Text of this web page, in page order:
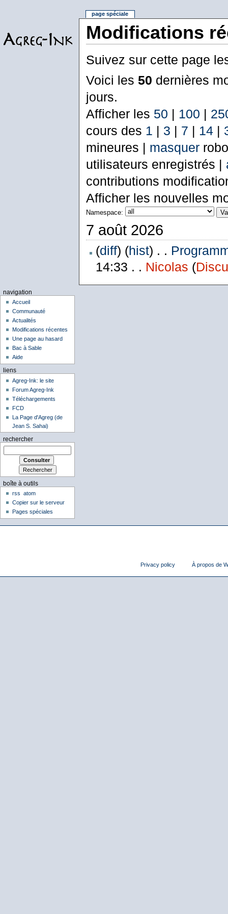
Modifications
Suivez sur cette page
Voici les 50 dernières
jours.
Afficher les 50 | 100 |
cours des 1 | 3 | 7 | 14|
mineures | masquer
utilisateurs enregistrés |
contributions
Afficher les nouvelles
Namespace:
7 août 2026
(diff) (hist) . .
14:33 . . Nicolas (
page spéciale
navigation
Accueil
Communauté
Actualités
Modifications récentes
Une page au hasard
Bac à Sable
Aide
liens
Agreg-Ink: le site
Forum Agreg-Ink
Téléchargements
FCD
La Page d'Agreg (de
Jean S. Sahai)
rechercher
boîte à outils
rss
atom
Copier sur le serveur
Pages spéciales
Privacy policy À propos de